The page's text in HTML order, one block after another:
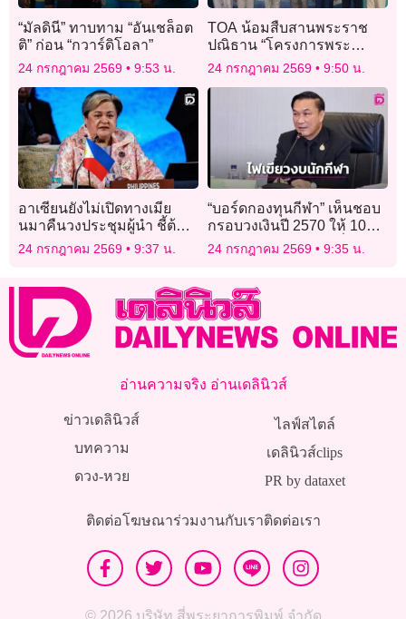
“มัลดินี” ทาบทาม “อันเชล็อต
ติ” ก่อน “กวาร์ดิโอลา”
24 กรกฎาคม 2569 9:53 น.
TOA น้อมสืบสานพระราช
ปณิธาน “โครงการพระ
ราชดำริฝนหลวง” สร้างโรง
ผลิตสารฝนหลวง
(น้ำแข็งแห้ง) แห่งที่ 7
24 กรกฎาคม 2569 9:50 น.
อาเซียนยังไม่เปิดทางเมีย
นมาคืนวงประชุมผู้นำ ชี้ต้อง
ผ่านเกณฑ์ฉันทามติ 5 ข้อ
24 กรกฎาคม 2569 9:37 น.
“บอร์ดกองทุนกีฬา” เห็นชอบ
กรอบวงเงินปี 2570 ให้ 10
สมาคมแรก หนุนงบเพิ่มเติม
3 กีฬา ลุยเอเชียนเกมส์ 2026
24 กรกฎาคม 2569 9:35 น.
อ่านความจริง อ่านเดลินิวส์
ข่าวเดลินิวส์
บทความ
ดวง-หวย
ไลฟ์สไตล์
เดลินิวส์clips
PR by dataxet
ติดต่อโฆษณาร่วมงานกับเราติดต่อเรา
© 2026 บริษัท สี่พระยาการพิมพ์ จำกัด